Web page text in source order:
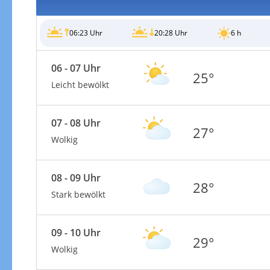
06:23 Uhr 20:28 Uhr 6 h
06 - 07 Uhr
Leicht bewölkt 25°
07 - 08 Uhr
Wolkig 27°
08 - 09 Uhr
Stark bewölkt 28°
09 - 10 Uhr
Wolkig 29°
Gewitterrisiko